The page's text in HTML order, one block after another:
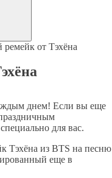
от Тэхёна
днем! Если вы еще
для вас.
Тэхёна из BTS на песню
еще в